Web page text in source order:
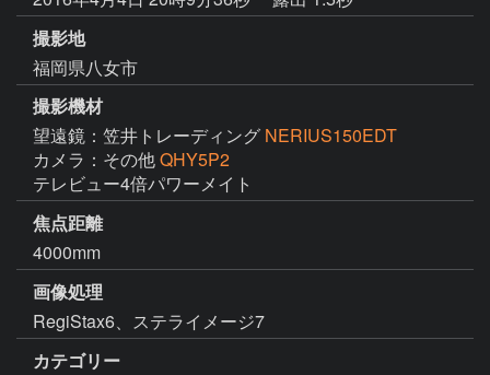
撮影地
福岡県八女市
撮影機材
望遠鏡：笠井トレーディング NERIUS150EDT
カメラ：その他QHY5P2
テレビュー4倍パワーメイト
焦点距離
4000mm
画像処理
RegiStax6、ステライメージ7
カテゴリー